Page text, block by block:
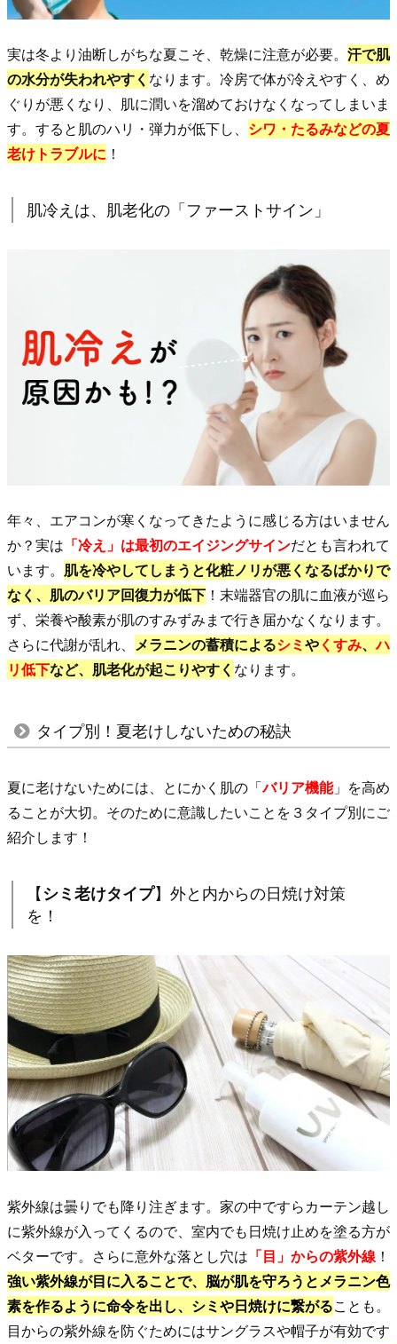
冷
は、
肌
老
化
の
ァ
イ
ン」
2.
タ
老
け
し
な
い
た
め
秘
2.
1.
【シ
老
け
イ
プ】
外
と
内
か
ら
の
日
け
対
策
を！
2.
2.
実は冬より油断しがちな夏こそ、乾燥に注意が必要。 汗で肌
の水分が失われやすく なります。冷房で体が冷えやすく、め
ぐりが悪くなり、肌に潤いを溜めておけなくなってしまいま
す。すると肌のハリ・弾力が低下し、 シワ・たるみなどの夏
老けトラブルに ！
肌冷えは、肌老化の「ファーストサイン」
年々、エアコンが寒くなってきたように感じる方はいません
か？実は 「冷え」は最初のエイジングサインだとも言われて
います。 肌を冷やしてしまうと化粧ノリが悪くなるばかりで
なく、肌のバリア回復力が低下 ！末端器官の肌に血液が巡ら
ず、 栄養や酸素が肌のすみずみまで行き届かなくなります。
さらに代謝が乱れ、 メラニンの蓄積によるシミやくすみ、ハ
リ低下など、肌老化が起こりやすく なります。
タイプ別！夏老けしないための秘訣
夏に老けないためには、とにかく肌の「バリア機能」を高め
ることが大切。そのために意識したいことを３タイプ別にご
紹介します！
【シミ老けタイプ】外と内からの日焼け対策
を！
紫外線は曇りでも降り注ぎます。家の中ですらカーテン越し
に紫外線が入ってくるので、室内でも日焼け止めを塗る方が
ベターです。さらに意外な落とし穴は 「目」からの紫外線 ！
強い紫外線が目に入ることで、脳が肌を守ろうとメラニン色
素を作るように命令を出し、シミや日焼けに繋がることも。
目からの紫外線を防ぐためにはサングラスや帽子が有効です